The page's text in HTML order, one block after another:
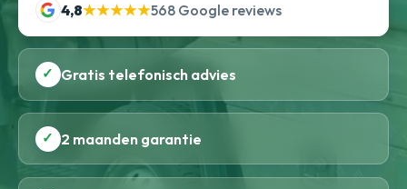
4,8★★★★★568 Google reviews
✓ Gratis telefonisch advies
✓ 2 maanden garantie